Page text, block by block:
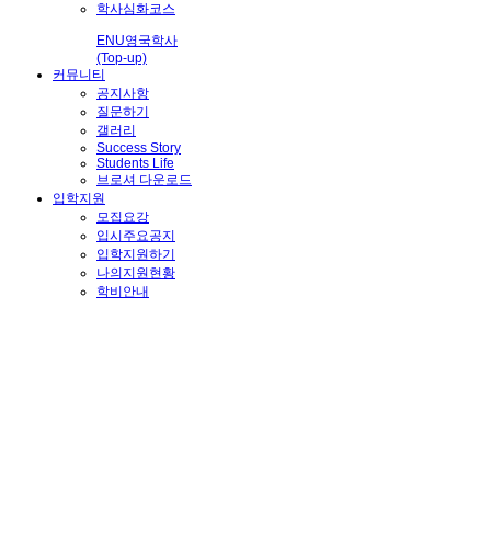
학사심화코스
ENU영국학사
(Top-up)
커뮤니티
공지사항
질문하기
갤러리
Success Story
Students Life
브로셔 다운로드
입학지원
모집요강
입시주요공지
입학지원하기
나의지원현황
학비안내